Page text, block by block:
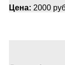
Цена: 2000